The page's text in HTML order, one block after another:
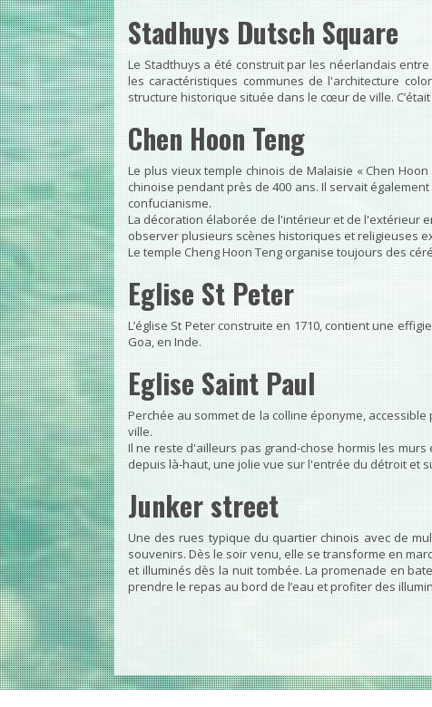
Stadhuys Dutsch Square
Le Stadthuys a été construit par les néerlandais
les caractéristiques communes de l'architecture
structure historique située dans le cœur de ville.
Chen Hoon Teng
Le plus vieux temple chinois de Malaisie « Chen
chinoise pendant près de 400 ans. Il servait
confucianisme.
La décoration élaborée de l'intérieur et de l'extérieur
observer plusieurs scènes historiques et religieuses
Le temple Cheng Hoon Teng organise toujours des
Eglise St Peter
L’église St Peter construite en 1710, contient une
Goa, en Inde.
Eglise Saint Paul
Perchée au sommet de la colline éponyme,
ville.
Il ne reste d'ailleurs pas grand-chose hormis les
depuis là-haut, une jolie vue sur l'entrée du détroit et
Junker street
Une des rues typique du quartier chinois avec de
souvenirs. Dès le soir venu, elle se transforme en
et illuminés dès la nuit tombée. La promenade en
prendre le repas au bord de l’eau et profiter des